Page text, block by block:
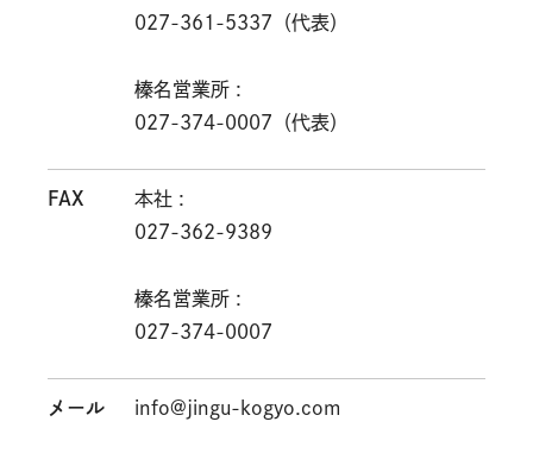
027-361-5337（代表）
榛名営業所 :
027-374-0007（代表）
FAX
本社 :
027-362-9389
榛名営業所 :
027-374-0007
メール info@jingu-kogyo.com